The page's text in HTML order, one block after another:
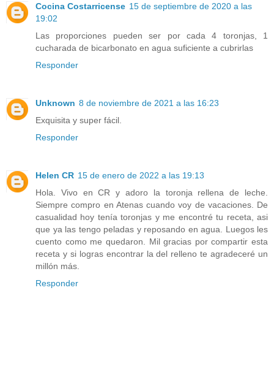
Cocina Costarricense 15 de septiembre de 2020 a las
19:02
Las proporciones pueden ser por cada 4 toronjas, 1
cucharada de bicarbonato en agua suficiente a cubrirlas
Responder
Unknown 8 de noviembre de 2021 a las 16:23
Exquisita y super fácil.
Responder
Helen CR 15 de enero de 2022 a las 19:13
Hola. Vivo en CR y adoro la toronja rellena de leche.
Siempre compro en Atenas cuando voy de vacaciones. De
casualidad hoy tenía toronjas y me encontré tu receta, asi
que ya las tengo peladas y reposando en agua. Luegos les
cuento como me quedaron. Mil gracias por compartir esta
receta y si logras encontrar la del relleno te agradeceré un
millón más.
Responder